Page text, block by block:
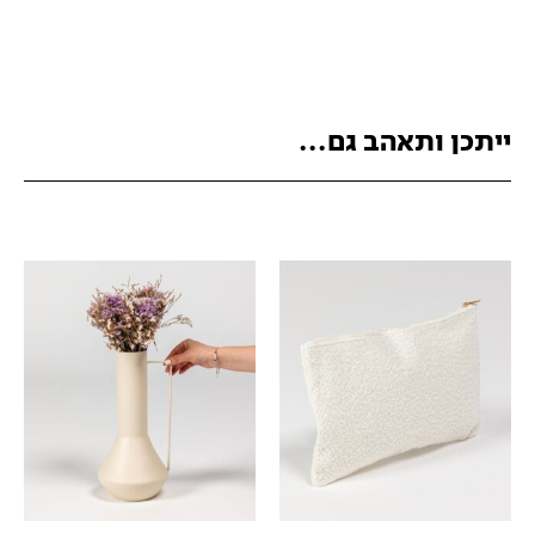
ייתכן ותאהב גם...